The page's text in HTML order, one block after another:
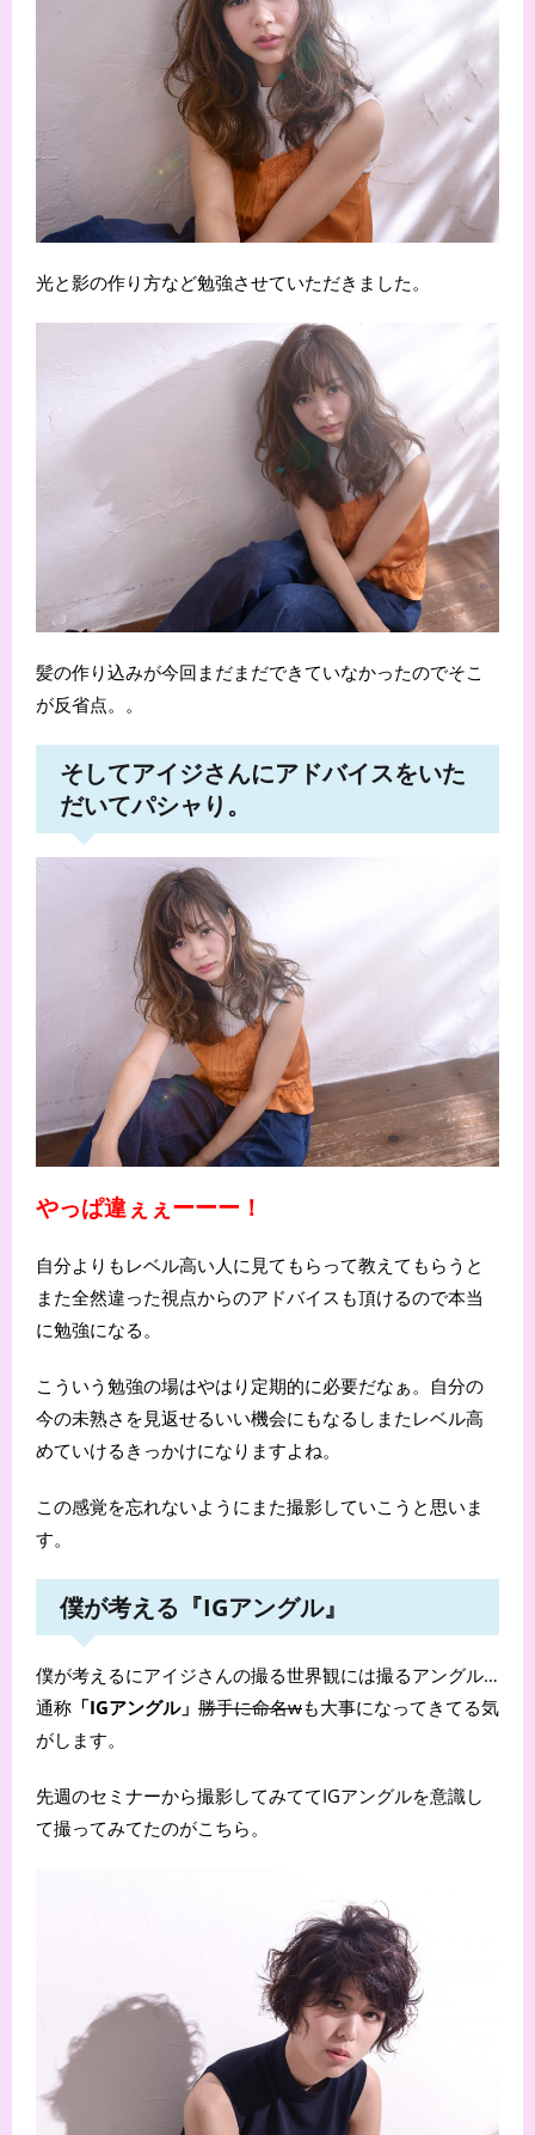
光と影の作り方など勉強させていただきました。
髪の作り込みが今回まだまだできていなかったのでそこ
が反省点。。
そしてアイジさんにアドバイスをいた
だいてパシャり。
やっぱ違ぇぇーーー！
自分よりもレベル高い人に見てもらって教えてもらうと
また全然違った視点からのアドバイスも頂けるので本当
に勉強になる。
こういう勉強の場はやはり定期的に必要だなぁ。自分の
今の未熟さを見返せるいい機会にもなるしまたレベル高
めていけるきっかけになりますよね。
この感覚を忘れないようにまた撮影していこうと思いま
す。
僕が考える『IGアングル』
僕が考えるにアイジさんの撮る世界観には撮るアングル…
通称 「IGアングル」 勝手に命名wも大事になってきてる気
がします。
先週のセミナーから撮影してみててIGアングルを意識し
て撮ってみてたのがこちら。